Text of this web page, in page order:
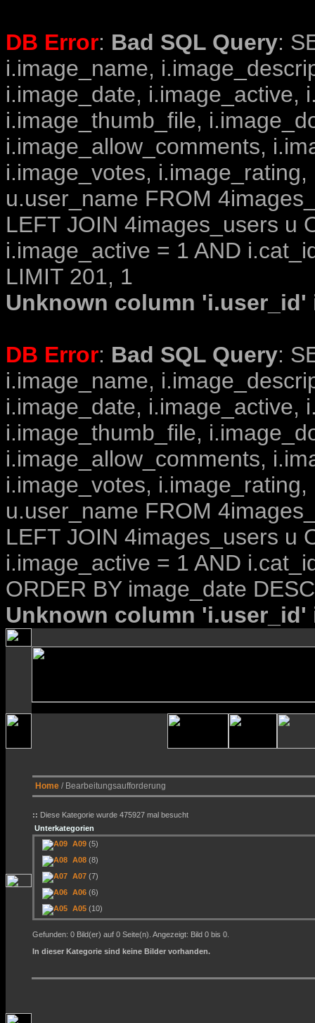
DB Error: Bad SQL Query:
i.image_name,
i.image_date, i.image_active,
i.image_thumb_file,
i.image_allow_comments,
i.image_votes,
u.user_name FROM
LEFT JOIN 4images_users u
i.image_active = 1 AND
LIMIT 201, 1
Unknown column
DB Error: Bad SQL Query:
i.image_name,
i.image_date, i.image_active,
i.image_thumb_file,
i.image_allow_comments,
i.image_votes,
u.user_name FROM
LEFT JOIN 4images_users u
i.image_active = 1 AND
ORDER BY image_date
Unknown column
Home / Bearbeitungsaufforderung
:: Diese Kategorie wurde 475927 mal besucht
Unterkategorien
A09 (5)
A08 (8)
A07 (7)
A06 (6)
A05 (10)
Gefunden: 0 Bild(er) auf 0 Seite(n). Angezeigt: Bild 0 bis 0.
In dieser Kategorie sind keine Bilder vorhanden.